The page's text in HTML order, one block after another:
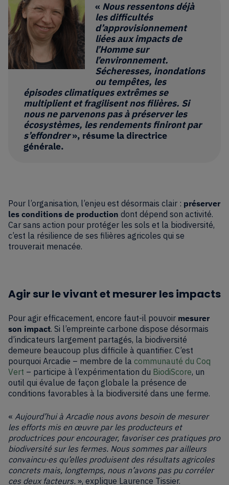
« Nous ressentons déjà
les difficultés
d’approvisionnement
liées aux impacts de
l’Homme sur
l’environnement.
Sécheresses, inondations
ou tempêtes, les
épisodes climatiques extrêmes se
multiplient et fragilisent nos filières. Si
nous ne parvenons pas à préserver les
écosystèmes, les rendements finiront par
s’effondrer», résume la directrice
générale.
Pour l’organisation, l’enjeu est désormais clair : préserver
les conditions de production dont dépend son activité.
Car sans action pour protéger les sols et la biodiversité,
c’est la résilience de ses filières agricoles qui se
trouverait menacée.
Agir sur le vivant et mesurer les impacts
Pour agir efficacement, encore faut-il pouvoir mesurer
son impact. Si l’empreinte carbone dispose désormais
d’indicateurs largement partagés, la biodiversité
demeure beaucoup plus difficile à quantifier. C’est
pourquoi Arcadie – membre de la communauté du Coq
Vert – participe à l’expérimentation du BiodiScore, un
outil qui évalue de façon globale la présence de
conditions favorables à la biodiversité dans une ferme.
« Aujourd’hui à Arcadie nous avons besoin de mesurer
les efforts mis en œuvre par les producteurs et
productrices pour encourager, favoriser ces pratiques pro
biodiversité sur les fermes. Nous sommes par ailleurs
convaincu·es qu’elles produisent des résultats agricoles
concrets mais, longtemps, nous n’avons pas pu corréler
ces deux facteurs. », explique Laurence Tissier.